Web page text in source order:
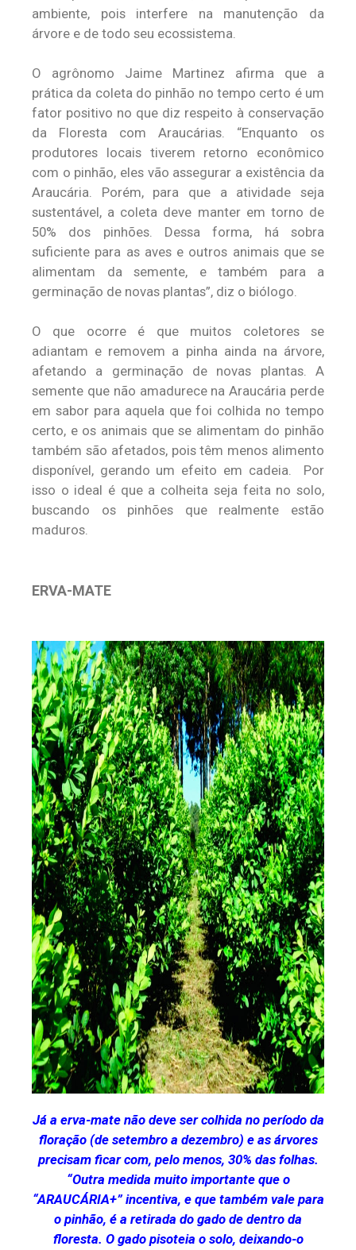
ambiente, pois interfere na manutenção da
árvore e de todo seu ecossistema.
O agrônomo Jaime Martinez afirma que a
prática da coleta do pinhão no tempo certo é um
fator positivo no que diz respeito à conservação
da Floresta com Araucárias. “Enquanto os
produtores locais tiverem retorno econômico
com o pinhão, eles vão assegurar a existência da
Araucária. Porém, para que a atividade seja
sustentável, a coleta deve manter em torno de
50% dos pinhões. Dessa forma, há sobra
suficiente para as aves e outros animais que se
alimentam da semente, e também para a
germinação de novas plantas”, diz o biólogo.
O que ocorre é que muitos coletores se
adiantam e removem a pinha ainda na árvore,
afetando a germinação de novas plantas. A
semente que não amadurece na Araucária perde
em sabor para aquela que foi colhida no tempo
certo, e os animais que se alimentam do pinhão
também são afetados, pois têm menos alimento
disponível, gerando um efeito em cadeia. Por
isso o ideal é que a colheita seja feita no solo,
buscando os pinhões que realmente estão
maduros.
ERVA-MATE
Já a erva-mate não deve ser colhida no período da
floração (de setembro a dezembro) e as árvores
precisam ficar com, pelo menos, 30% das folhas.
“Outra medida muito importante que o
“ARAUCÁRIA+” incentiva, e que também vale para
o pinhão, é a retirada do gado de dentro da
floresta. O gado pisoteia o solo, deixando-o